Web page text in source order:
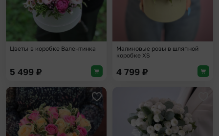
Цветы в коробке Валентинка
5 499 ₽
Малиновые розы в шляпной
коробке XS
4 799 ₽
Добавить в избранное